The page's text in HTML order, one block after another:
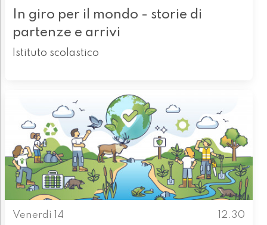
In giro per il mondo - storie di
partenze e arrivi
Istituto scolastico
Venerdì 14 12.30